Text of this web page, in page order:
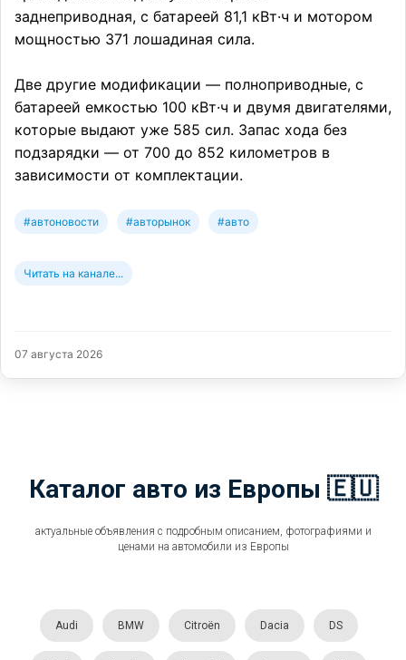
заднеприводная, с батареей 81,1 кВт·ч и мотором
мощностью 371 лошадиная сила.
Две другие модификации — полноприводные, с
батареей емкостью 100 кВт·ч и двумя двигателями,
которые выдают уже 585 сил. Запас хода без
подзарядки — от 700 до 852 километров в
зависимости от комплектации.
#автоновости #авторынок #авто
Читать на канале...
07 августа 2026
Каталог авто из Европы 🇪🇺
актуальные объявления с подробным описанием, фотографиями и
ценами на автомобили из Европы
Audi BMW Citroën Dacia DS